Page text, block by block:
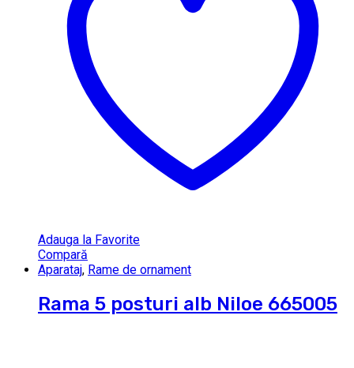
Adauga la Favorite
Compară
Aparataj, Rame de ornament
Rama 5 posturi alb Niloe 665005